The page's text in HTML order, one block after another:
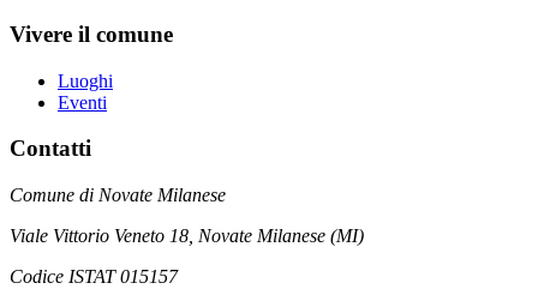
Vivere il comune
Luoghi
Eventi
Contatti
Comune di Novate Milanese
Viale Vittorio Veneto 18, Novate Milanese (MI)
Codice ISTAT 015157